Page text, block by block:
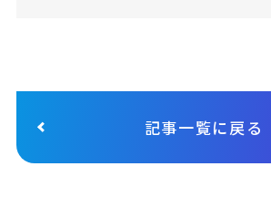
記事一覧に戻る